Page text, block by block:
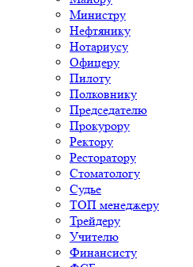
Министру
Нефтянику
Нотариусу
Офицеру
Пилоту
Полковнику
Председателю
Прокурору
Ректору
Ресторатору
Стоматологу
Судье
ТОП менеджеру
Трейдеру
Учителю
Финансисту